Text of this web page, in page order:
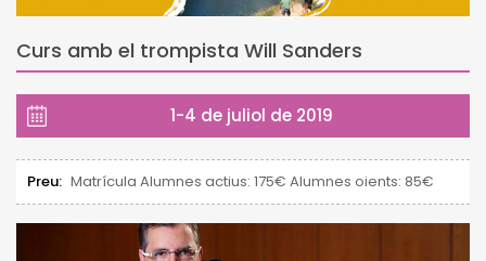
Curs amb el trompista Will Sanders
1-4 de juliol de 2019
Preu: Matrícula Alumnes actius: 175€ Alumnes oients: 85€